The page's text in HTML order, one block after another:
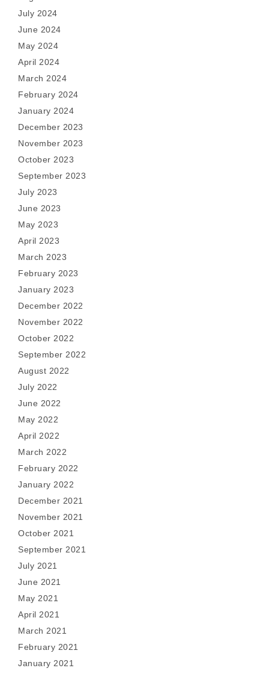
July 2024
June 2024
May 2024
April 2024
March 2024
February 2024
January 2024
December 2023
November 2023
October 2023
September 2023
July 2023
June 2023
May 2023
April 2023
March 2023
February 2023
January 2023
December 2022
November 2022
October 2022
September 2022
August 2022
July 2022
June 2022
May 2022
April 2022
March 2022
February 2022
January 2022
December 2021
November 2021
October 2021
September 2021
July 2021
June 2021
May 2021
April 2021
March 2021
February 2021
January 2021